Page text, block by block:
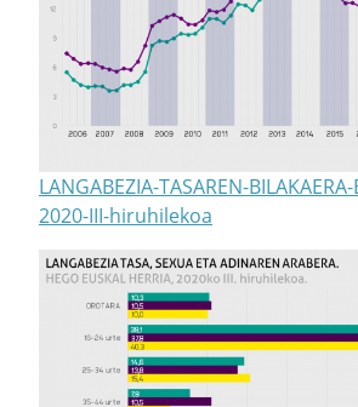
LANGABEZIA-TASAREN-
2020-III-hiruhilekoa